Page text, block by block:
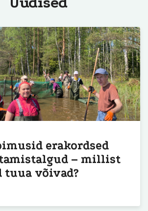
erakordsed
– millist
tuua võivad?